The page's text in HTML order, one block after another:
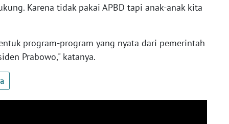
Karena tidak pakai APBD tapi anak-anak kita
program-program yang nyata dari pemerintah
Prabowo," katanya.